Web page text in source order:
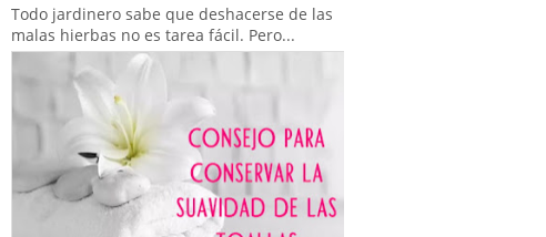
Todo jardinero sabe que deshacerse de las
malas hierbas no es tarea fácil. Pero...